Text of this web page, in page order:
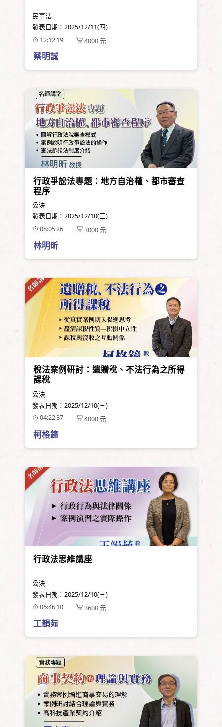
民事法
發表日期：2025/12/11(四)
12:12:19
4000元
蔡明誠
行政爭訟法專題：地方自治權、都市審查
程序
公法
發表日期：2025/12/10(三)
08:05:26
3000元
林明昕
稅法案例研討：遺贈稅、不法行為之所得
課稅
公法
發表日期：2025/12/10(三)
04:22:37
4000元
柯格鐘
行政法思維講座
公法
發表日期：2025/12/10(三)
05:46:10
3600元
王韻茹